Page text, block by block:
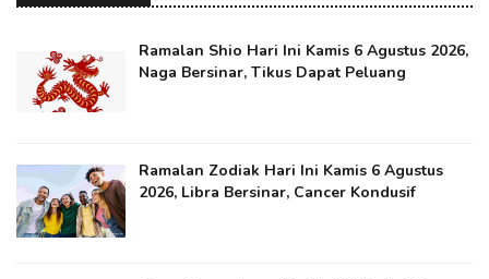
Ramalan Shio Hari Ini Kamis 6 Agustus 2026,
Naga Bersinar, Tikus Dapat Peluang
Ramalan Zodiak Hari Ini Kamis 6 Agustus
2026, Libra Bersinar, Cancer Kondusif